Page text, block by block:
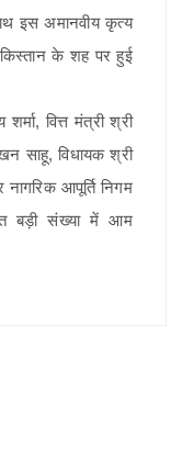
इस अमानवीय कृत्य
के शह पर हुई
वित्त मंत्री श्री
साहू, विधायक श्री
आपूर्ति निगम
बड़ी संख्या में आम